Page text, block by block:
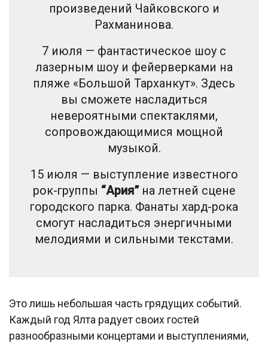
произведений Чайковского и
Рахманинова.
7 июля — фантастическое шоу с
лазерным шоу и фейерверками на
пляже «Большой Тарханкут». Здесь
вы сможете насладиться
невероятными спектаклями,
сопровождающимися мощной
музыкой.
15 июля — выступление известного
рок-группы “Ария”на летней сцене
городского парка. Фанаты хард-рока
смогут насладиться энергичными
мелодиями и сильными текстами.
Это лишь небольшая часть грядущих событий.
Каждый год Ялта радует своих гостей
разнообразными концертами и выступлениями,